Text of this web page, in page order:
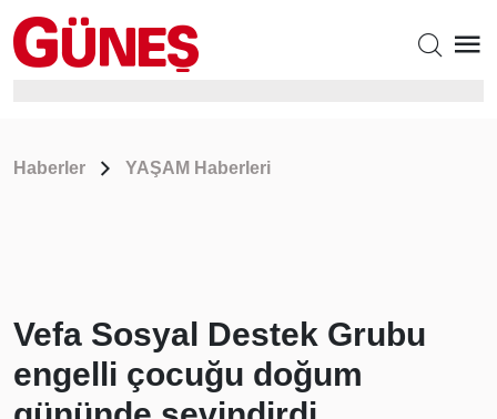
Haberler YAŞAM Haberleri
Vefa Sosyal Destek Grubu
engelli çocuğu doğum